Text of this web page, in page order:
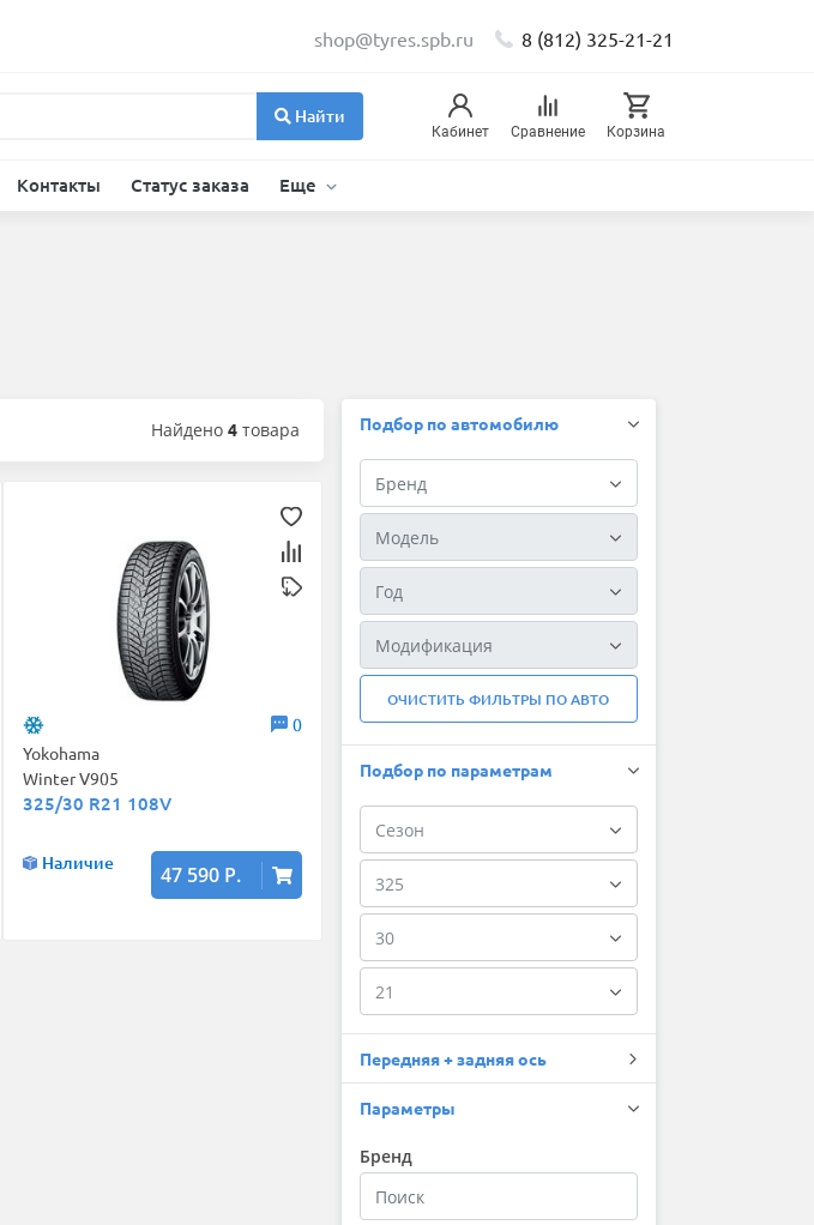
shop@tyres.spb.ru 8 (812) 325-21-21
Найти
Кабинет Сравнение Корзина
Контакты Статус заказа Еще
Найдено 4 товара
0
Yokohama
Winter V905
325/30 R21 108V
Наличие 47 590 Р.
Подбор по автомобилю
ОЧИСТИТЬ ФИЛЬТРЫ ПО АВТО
Подбор по параметрам
Передняя + задняя ось
Параметры
Бренд